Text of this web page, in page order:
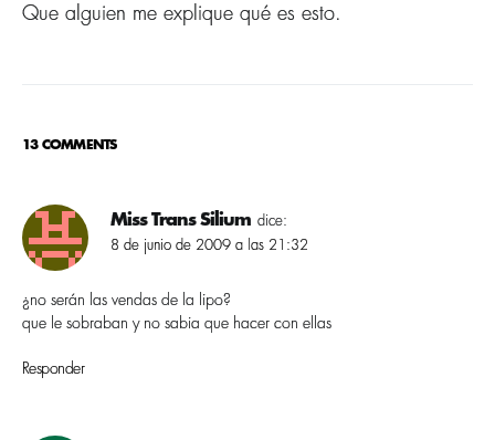
Que alguien me explique qué es esto.
13 COMMENTS
Miss Trans Silium dice:
8 de junio de 2009 a las 21:32
¿no serán las vendas de la lipo?
que le sobraban y no sabia que hacer con ellas
Responder